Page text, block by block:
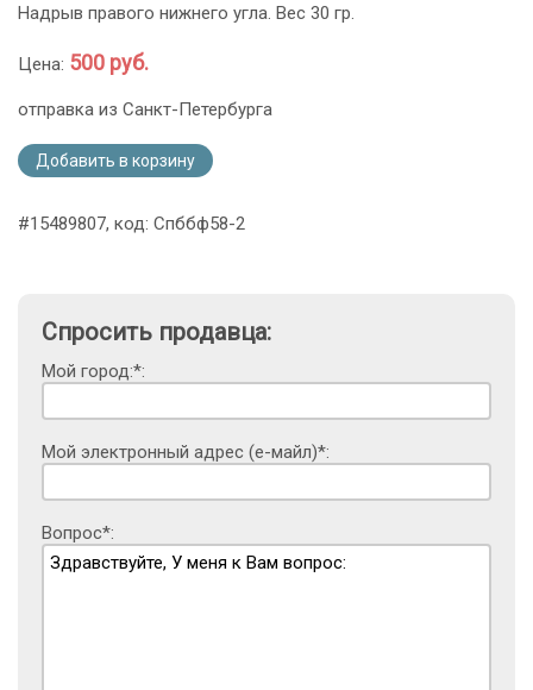
Надрыв правого нижнего угла. Вес 30 гр.
Цена: 500 руб.
отправка из Санкт-Петербурга
Добавить в корзину
#15489807, код: Спббф58-2
Спросить продавца:
Мой город:*:
Мой электронный адрес (е-майл)*:
Вопрос*: